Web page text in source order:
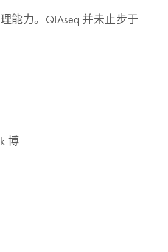
能力。QIAseq 并未止步于
博